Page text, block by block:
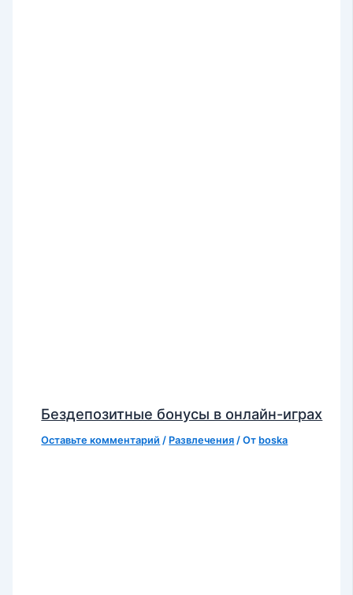
Бездепозитные бонусы в онлайн-играх
Оставьте комментарий / Развлечения / От boska